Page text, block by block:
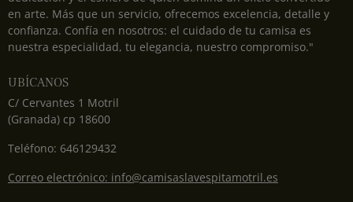
en arte. Más que un servicio, ofrecemos excelencia, detalle y
confianza. Confía en nosotros: el cuidado de tu camisa es
nuestra especialidad, tu elegancia, nuestro compromiso."
UBÍCANOS
C/ Cervantes 1 Motril
(Granada) cp 18600
Teléfono: 646129432
Correo electrónico: info@camisaslavespitamotril.es